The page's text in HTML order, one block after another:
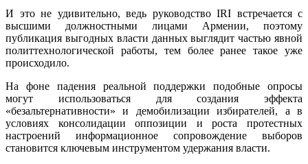
И это не удивительно, ведь руководство IRI встречается с
высшими должностными лицами Армении, поэтому
публикация выгодных власти данных выглядит частью явной
политтехнологической работы, тем более ранее такое уже
происходило.
На фоне падения реальной поддержки подобные опросы
могут использоваться для создания эффекта
«безальтернативности» и демобилизации избирателей, а в
условиях консолидации оппозиции и роста протестных
настроений информационное сопровождение выборов
становится ключевым инструментом удержания власти.